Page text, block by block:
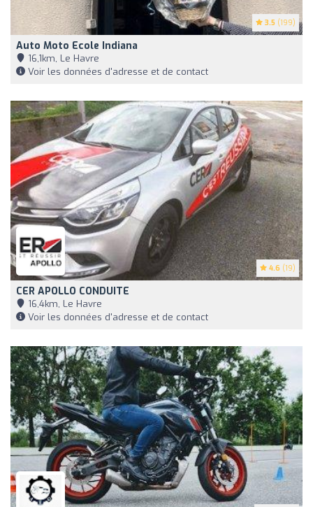
3.5 (199)
Auto Moto Ecole Indiana
16,1km, Le Havre
Voir les données d'adresse et de contact
4.6 (19)
CER APOLLO CONDUITE
16,4km, Le Havre
Voir les données d'adresse et de contact